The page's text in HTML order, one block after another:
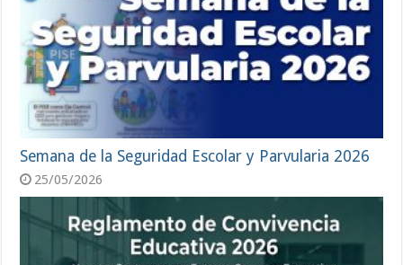
Semana de la Seguridad Escolar y Parvularia 2026
25/05/2026